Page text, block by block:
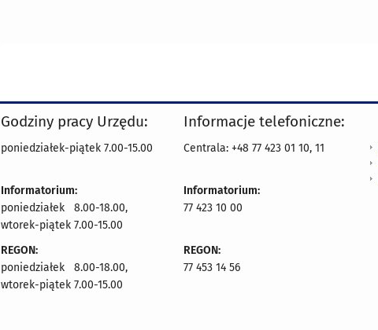
Godziny pracy Urzędu:
poniedziałek-piątek 7.00-15.00
Informatorium:
poniedziałek 8.00-18.00,
wtorek-piątek 7.00-15.00
REGON:
poniedziałek 8.00-18.00,
wtorek-piątek 7.00-15.00
Informacje telefoniczne:
Centrala: +48 77 423 01 10, 11
Informatorium:
77 423 10 00
REGON:
77 453 14 56